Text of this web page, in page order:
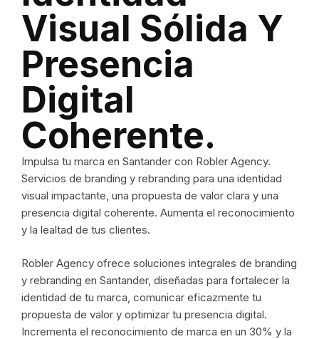
Visual Sólida Y
Presencia
Digital
Coherente.
Impulsa tu marca en Santander con Robler Agency.
Servicios de branding y rebranding para una identidad
visual impactante, una propuesta de valor clara y una
presencia digital coherente. Aumenta el reconocimiento
y la lealtad de tus clientes.
Robler Agency ofrece soluciones integrales de branding
y rebranding en Santander, diseñadas para fortalecer la
identidad de tu marca, comunicar eficazmente tu
propuesta de valor y optimizar tu presencia digital.
Incrementa el reconocimiento de marca en un 30% y la